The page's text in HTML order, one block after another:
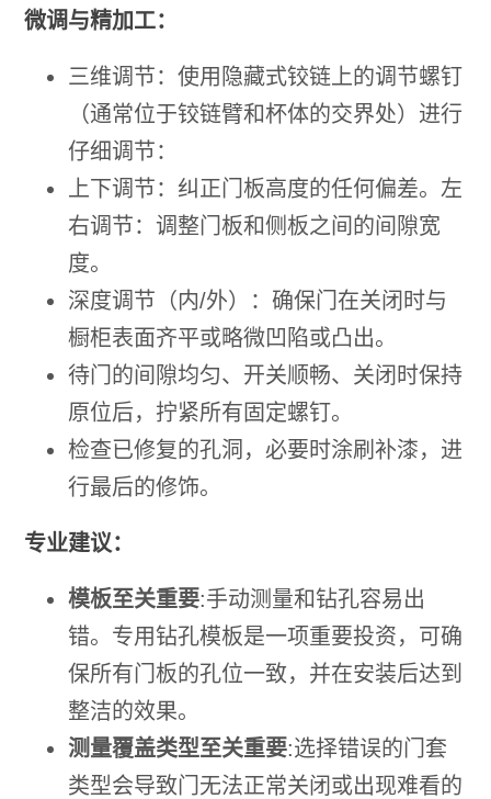
微调与精加工：
三维调节：使用隐藏式铰链上的调节螺钉
（通常位于铰链臂和杯体的交界处）进行
仔细调节：
上下调节：纠正门板高度的任何偏差。左
右调节：调整门板和侧板之间的间隙宽
度。
深度调节（内/外）：确保门在关闭时与
橱柜表面齐平或略微凹陷或凸出。
待门的间隙均匀、开关顺畅、关闭时保持
原位后，拧紧所有固定螺钉。
检查已修复的孔洞，必要时涂刷补漆，进
行最后的修饰。
专业建议：
模板至关重要:手动测量和钻孔容易出
错。专用钻孔模板是一项重要投资，可确
保所有门板的孔位一致，并在安装后达到
整洁的效果。
测量覆盖类型至关重要:选择错误的门套
类型会导致门无法正常关闭或出现难看的